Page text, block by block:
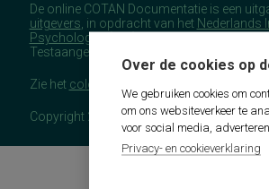
Over de cookies op
We gebruiken cookies om
om ons websiteverkeer te
voor social media,
Privacy- en cookieverklaring
De online COTAN Documentatie is een
uitgevers , in opdracht van het Nederlands
Psychologen(NIP), namens de
Testaangelegenheden Nederland (COTAN).
Zie het colofon
Copyright 2026 - COTAN Documentatie